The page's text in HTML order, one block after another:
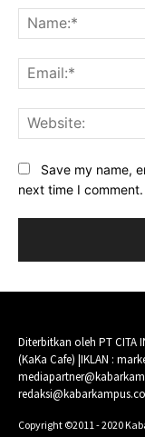
Save my name,
next time I comment.
Diterbitkan oleh PT CITA
(KaKa Cafe) |IKLAN :
Copyright ©2011 - 2020